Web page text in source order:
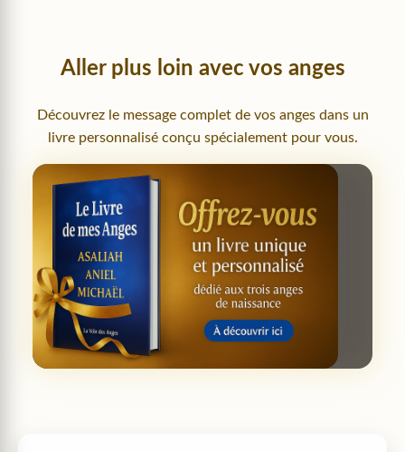
Aller plus loin avec vos anges
Découvrez le message complet de vos anges dans un
livre personnalisé conçu spécialement pour vous.